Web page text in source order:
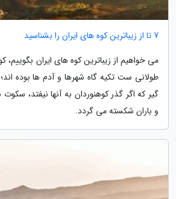
7 تا از زیباترین کوه های ایران را بشناسید
می خواهیم از زیباترین کوه های ایران بگوییم،
طولانی ست تکیه گاه شهرها و آدم ها بوده
گیر که اگر گذر کوهنوردان به آنها نیفتد،
و باران شکسته می گردد.